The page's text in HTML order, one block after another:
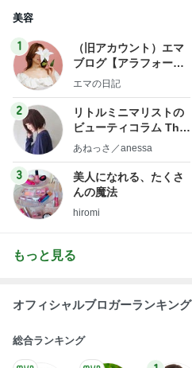
美容
1
（旧アカウント）エマ
ブログ【アラフォー会
社売却セカンドライ
エマの日記
2
リトルミニマリストの
ビューティコラム The
little minimalist's bea
あねっさ／anessa
3
美人になれる、たくさ
んの魔法
hiromi
もっと見る
オフィシャルブロガーランキング
総合ランキング